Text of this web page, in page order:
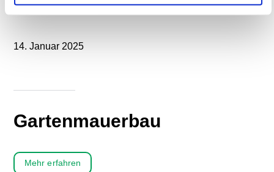
14. Januar 2025
Gartenmauerbau
Mehr erfahren